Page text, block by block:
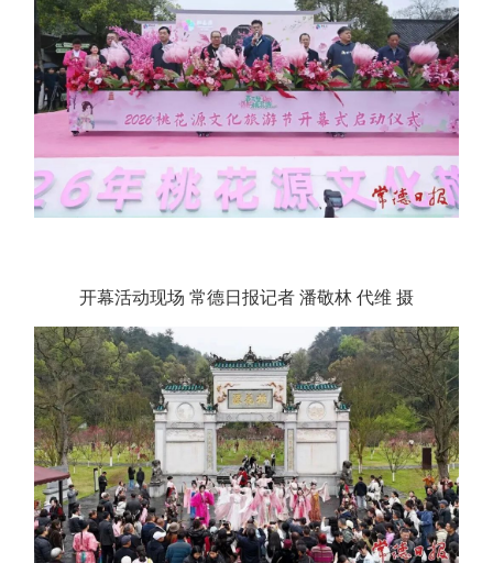
开幕活动现场 常德日报记者 潘敬林 代维 摄